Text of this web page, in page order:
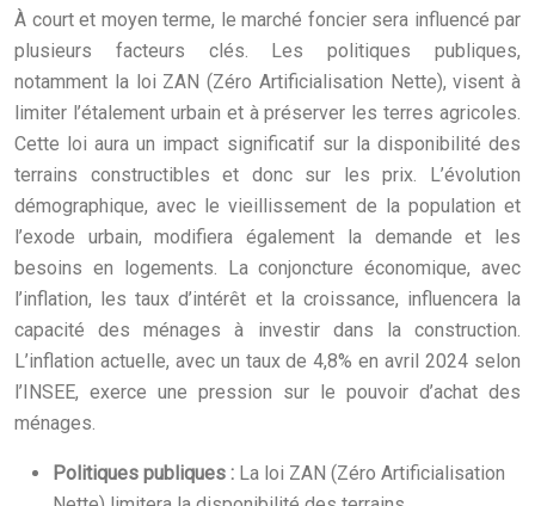
À court et moyen terme, le marché foncier sera influencé par
plusieurs facteurs clés. Les politiques publiques,
notamment la loi ZAN (Zéro Artificialisation Nette), visent à
limiter l’étalement urbain et à préserver les terres agricoles.
Cette loi aura un impact significatif sur la disponibilité des
terrains constructibles et donc sur les prix. L’évolution
démographique, avec le vieillissement de la population et
l’exode urbain, modifiera également la demande et les
besoins en logements. La conjoncture économique, avec
l’inflation, les taux d’intérêt et la croissance, influencera la
capacité des ménages à investir dans la construction.
L’inflation actuelle, avec un taux de 4,8% en avril 2024 selon
l’INSEE, exerce une pression sur le pouvoir d’achat des
ménages.
Politiques publiques : La loi ZAN (Zéro Artificialisation